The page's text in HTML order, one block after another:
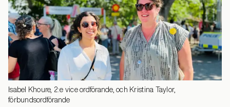
Isabel Khoure, 2:e vice ordförande, och Kristina Taylor,
förbundsordförande